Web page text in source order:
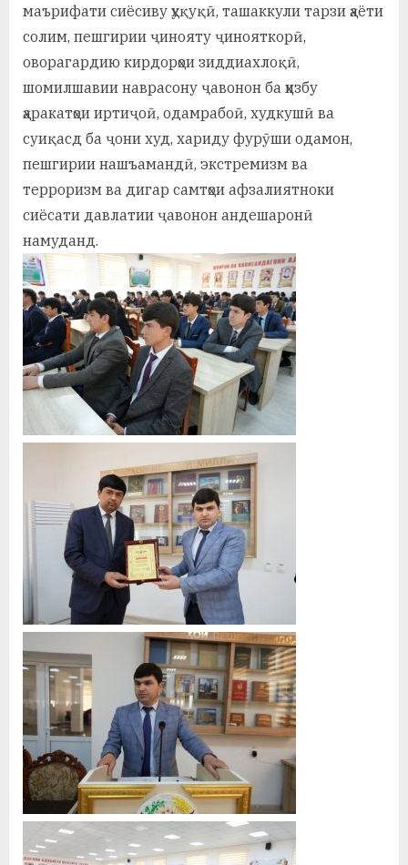
маърифати сиёсиву ҳуқуқӣ, ташаккули тарзи ҳаёти
солим, пешгирии ҷинояту ҷинояткорӣ,
оворагардию кирдорҳои зиддиахлоқӣ,
шомилшавии наврасону ҷавонон ба ҳизбу
ҳаракатҳои иртиҷоӣ, одамрабоӣ, худкушӣ ва
суиқасд ба ҷони худ, хариду фурӯши одамон,
пешгирии нашъамандӣ, экстремизм ва
терроризм ва дигар самтҳои афзалиятноки
сиёсати давлатии ҷавонон андешаронӣ
намуданд.